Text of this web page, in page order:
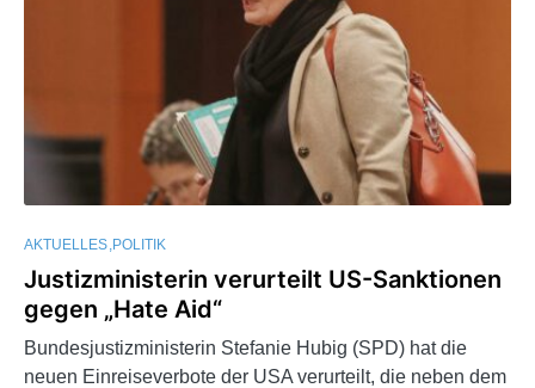
AKTUELLES POLITIK
Justizministerin verurteilt US-Sanktionen
gegen „Hate Aid“
Bundesjustizministerin Stefanie Hubig (SPD) hat die
neuen Einreiseverbote der USA verurteilt, die neben dem